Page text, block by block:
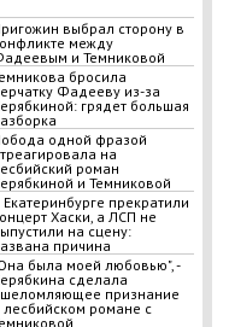
выбрал сторону в
между
и Темниковой
бросила
Фадееву из-за
грядет большая
одной фразой
на
роман
и Темниковой
Екатеринбурге прекратили
Хаски, а ЛСП не
на сцену:
причина
была моей любовью", -
сделала
признание
лесбийском романе с